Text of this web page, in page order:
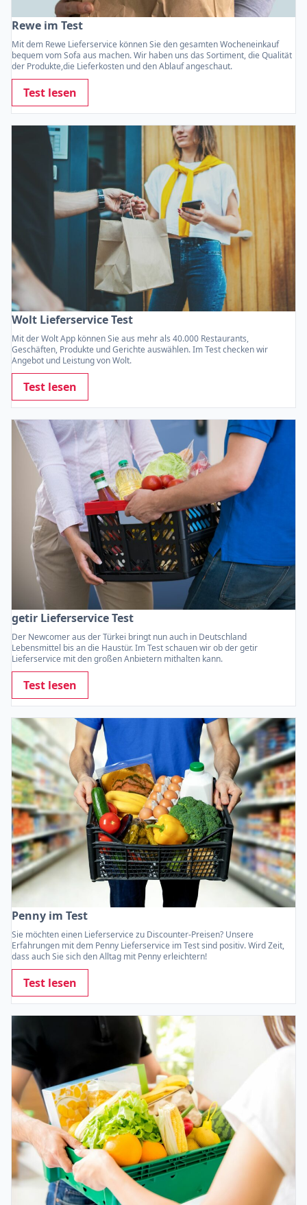
Rewe im Test
Mit dem Rewe Lieferservice können Sie den gesamten Wocheneinkauf
bequem vom Sofa aus machen. Wir haben uns das Sortiment, die Qualität
der Produkte,die Lieferkosten und den Ablauf angeschaut.
Test lesen
Wolt Lieferservice Test
Mit der Wolt App können Sie aus mehr als 40.000 Restaurants,
Geschäften, Produkte und Gerichte auswählen. Im Test checken wir
Angebot und Leistung von Wolt.
Test lesen
getir Lieferservice Test
Der Newcomer aus der Türkei bringt nun auch in Deutschland
Lebensmittel bis an die Haustür. Im Test schauen wir ob der getir
Lieferservice mit den großen Anbietern mithalten kann.
Test lesen
Penny im Test
Sie möchten einen Lieferservice zu Discounter-Preisen? Unsere
Erfahrungen mit dem Penny Lieferservice im Test sind positiv. Wird Zeit,
dass auch Sie sich den Alltag mit Penny erleichtern!
Test lesen